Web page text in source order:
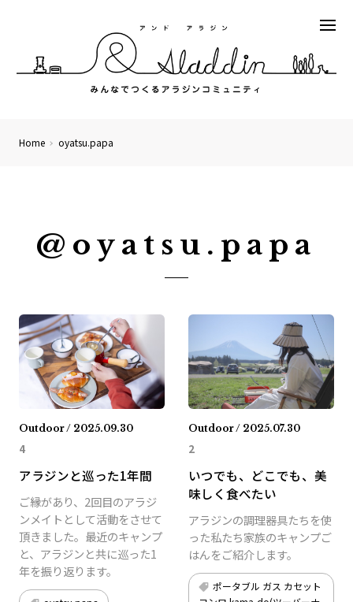
Home oyatsu.papa
@oyatsu.papa
Outdoor / 2025.09.30
4
アラジンと巡った1年間
ご縁があり、2回目のアラジ
ンメイトとして活動をさせて
頂きました。最近のキャンプ
と、アラジンと共に巡った1
年を振り返ります。
Outdoor / 2025.07.30
2
いつでも、どこでも、美
味しく食べたい
アラジンの調理器具たちを使
った私たち家族のキャンプご
はんをご紹介します。
ポータブル ガス カセット